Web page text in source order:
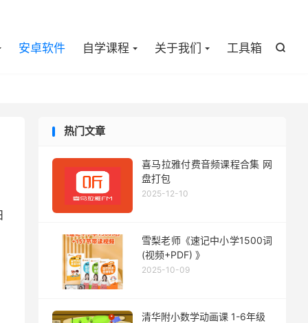

安卓软件 自学课程 关于我们 工具箱
热门文章
喜马拉雅付费音频课程合集 网
盘打包
2025-12-10
雪梨老师《速记中小学1500词
(视频+PDF) 》
2025-10-09
清华附小数学动画课 1-6年级